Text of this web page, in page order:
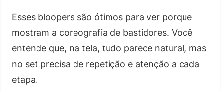
Esses bloopers são ótimos para ver porque
mostram a coreografia de bastidores. Você
entende que, na tela, tudo parece natural, mas
no set precisa de repetição e atenção a cada
etapa.